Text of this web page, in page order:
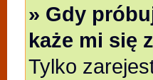
» Gdy
każe mi się
Tylko